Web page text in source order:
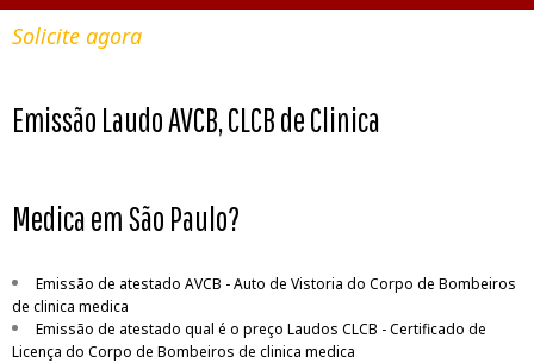
Solicite agora
Emissão Laudo AVCB, CLCB de Clinica
Medica em São Paulo?
Emissão de atestado AVCB - Auto de Vistoria do Corpo de Bombeiros
de clinica medica
Emissão de atestado qual é o preço Laudos CLCB - Certificado de
Licença do Corpo de Bombeiros de clinica medica